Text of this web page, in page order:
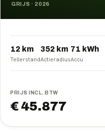
GRIJS · 2026
12 km
Tellerstand
352 km
Actieradius
71 kWh
Accu
PRIJS INCL. BTW
€ 45.877